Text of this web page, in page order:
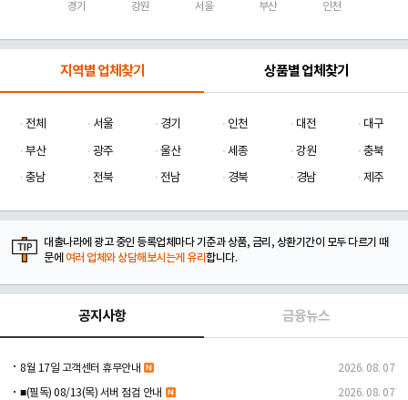
경기 강원 서울 부산 인천
지역별 업체찾기 상품별 업체찾기
전체 서울 경기 인천 대전
대구
부산
광주 울산 세종 강원
충북
충남
전북 전남 경북 경남 제주
대출나라에 광고 중인 등록업체마다 기준과 상품, 금리, 상환기간이 모두 다르기 때
문에 여러 업체와 상담해보시는게 유리합니다.
공지사항 금융뉴스
8월 17일 고객센터 휴무안내 2026. 08. 07
■(필독) 08/13(목) 서버 점검 안내 2026. 08. 07